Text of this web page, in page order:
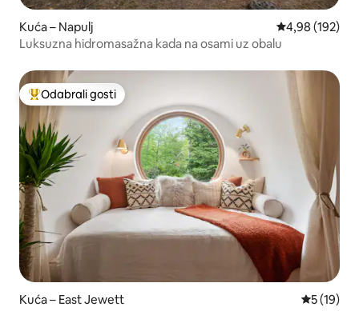
Kuća – Napulj Prosječna
4,98 (192)
Luksuzna hidromasažna kada na osami uz obalu
Među najviše rangiranima s oznakom „Odabrali gosti”
Odabrali gosti
Kuća – East Jewett Prosječna
5 (19)